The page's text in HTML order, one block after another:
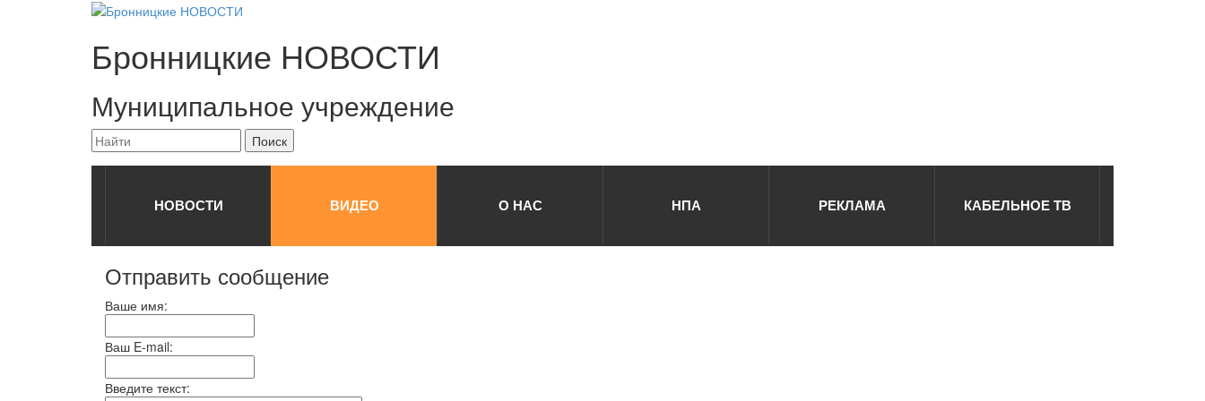
Бронницкие НОВОСТИ
Муниципальное учреждение
НОВОСТИ ВИДЕО О НАС НПА РЕКЛАМА КАБЕЛЬНОЕ ТВ
Отправить сообщение
Ваше имя:
Ваш E-mail:
Введите текст: